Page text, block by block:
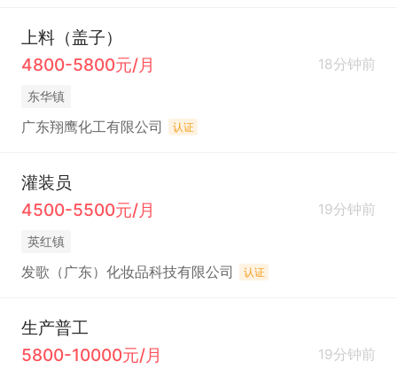
上料（盖子）
4800-5800元/月
18分钟前
东华镇
广东翔鹰化工有限公司 认证
灌装员
4500-5500元/月
19分钟前
英红镇
发歌（广东）化妆品科技有限公司 认证
生产普工
5800-10000元/月
19分钟前